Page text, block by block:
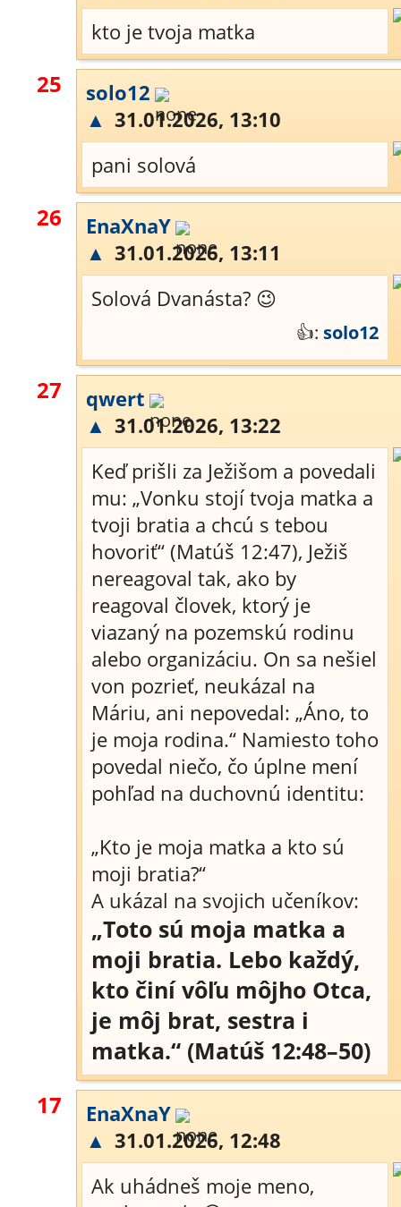
kto je tvoja matka
25
solo12
▲ 31.01.2026, 13:10
pani solová
26
EnaXnaY
▲ 31.01.2026, 13:11
Solová Dvanásta? 😉
👍: solo12
27
qwert
▲ 31.01.2026, 13:22
Keď prišli za Ježišom a povedali
mu: „Vonku stojí tvoja matka a
tvoji bratia a chcú s tebou
hovoriť“ (Matúš 12:47), Ježiš
nereagoval tak, ako by
reagoval človek, ktorý je
viazaný na pozemskú rodinu
alebo organizáciu. On sa nešiel
von pozrieť, neukázal na
Máriu, ani nepovedal: „Áno, to
je moja rodina.“ Namiesto toho
povedal niečo, čo úplne mení
pohľad na duchovnú identitu:
„Kto je moja matka a kto sú
moji bratia?“
A ukázal na svojich učeníkov:
„Toto sú moja matka a
moji bratia. Lebo každý,
kto činí vôľu môjho Otca,
je môj brat, sestra i
matka.“ (Matúš 12:48–50)
17
EnaXnaY
▲ 31.01.2026, 12:48
Ak uhádneš moje meno,